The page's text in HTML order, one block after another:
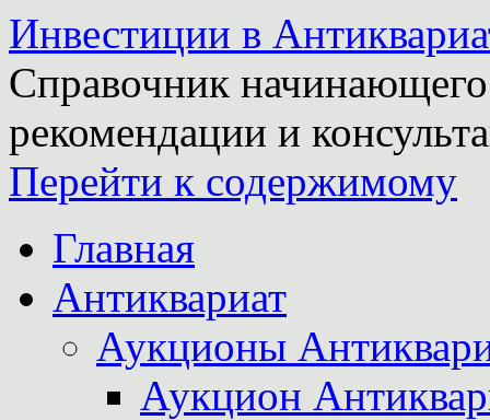
Инвестиции в
Справочник
рекомендации и
Перейти к содержимому
Главная
Антиквариат
Аукционы
Аукцион